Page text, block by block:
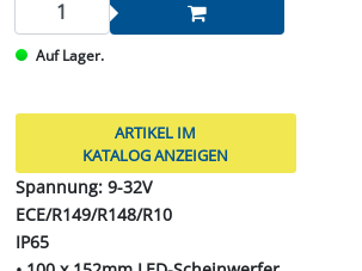
Auf Lager.
ARTIKEL IM
KATALOG ANZEIGEN
Spannung: 9-32V
ECE/R149/R148/R10
IP65